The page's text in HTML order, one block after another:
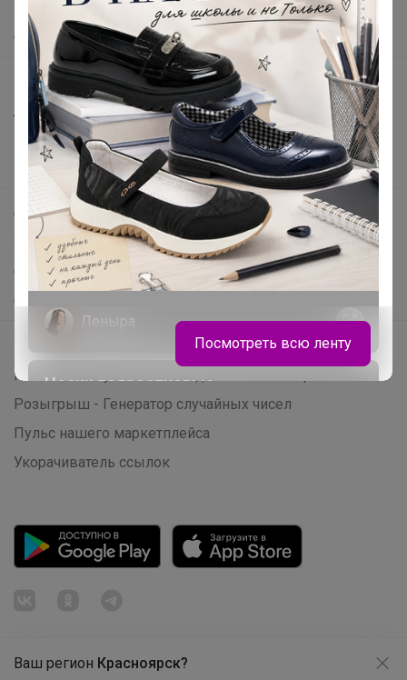
Ваш регион Красноярск?
Помощь
О нас
Все предложения
Анонсы
Новости
Поддержка альпак
Самое выгодное
Хиты продаж
Самое желанное
Самое быстрое
Начать зарабатывать с 24-ok
Picabox.ru - Лучшее место для ваших изображений
Розыгрыш - Генератор случайных чисел
Пульс нашего маркетплейса
Укорачиватель ссылок
Леныра
Носки подростковые
Посмотреть всю ленту
Продолжая использовать этот сайт и нажимая кнопку